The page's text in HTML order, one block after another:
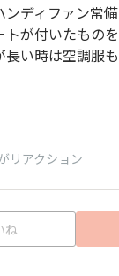
ンディファン常
が付いたものを
長い時は空調服
リアクション
ね